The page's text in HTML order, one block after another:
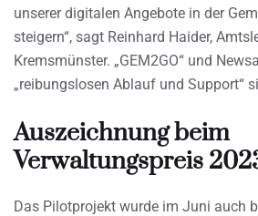
unserer digitalen Angebote in der
steigern“, sagt Reinhard Haider,
Kremsmünster. „GEM2GO“ und
„reibungslosen Ablauf und Support“
Auszeichnung beim
Verwaltungspreis
Das Pilotprojekt wurde im Juni auch